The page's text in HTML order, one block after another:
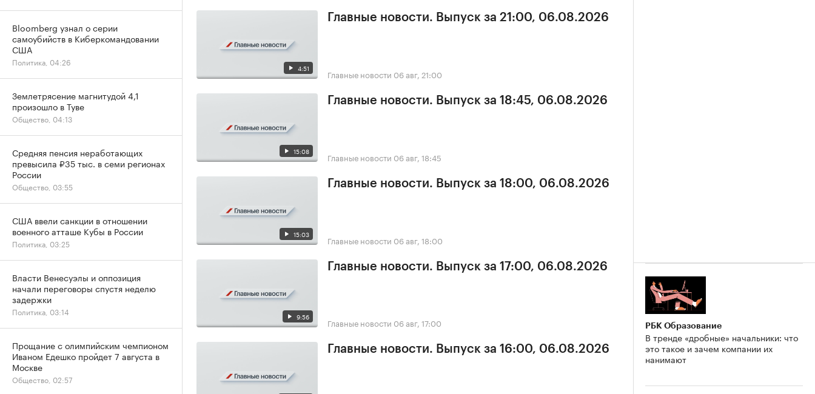
4:51
Главные новости. Выпуск за 21:00, 06.08.2026
Главные новости 06 авг, 21:00
15:08
Главные новости. Выпуск за 18:45, 06.08.2026
Главные новости 06 авг, 18:45
15:03
Главные новости. Выпуск за 18:00, 06.08.2026
Главные новости 06 авг, 18:00
9:56
Главные новости. Выпуск за 17:00, 06.08.2026
Главные новости 06 авг, 17:00
Главные новости. Выпуск за 16:00, 06.08.2026
РБК Образование
В тренде «дробные» начальники: что
это такое и зачем компании их
нанимают
Bloomberg узнал о серии
самоубийств в Киберкомандовании
США
Политика, 04:26
Землетрясение магнитудой 4,1
произошло в Туве
Общество, 04:13
Средняя пенсия неработающих
превысила ₽35 тыс. в семи регионах
России
Общество, 03:55
США ввели санкции в отношении
военного атташе Кубы в России
Политика, 03:25
Власти Венесуэлы и оппозиция
начали переговоры спустя неделю
задержки
Политика, 03:14
Прощание с олимпийским чемпионом
Иваном Едешко пройдет 7 августа в
Москве
Общество, 02:57